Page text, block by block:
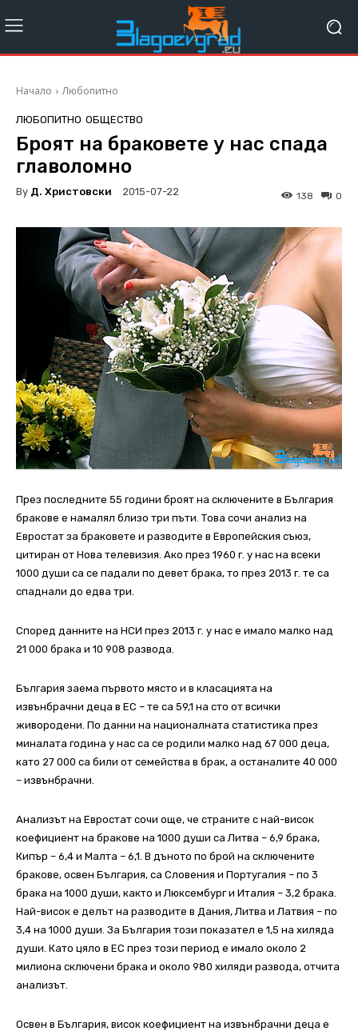
Начало Любопитно
ЛЮБОПИТНО ОБЩЕСТВО
Броят на браковете у нас спада
главоломно
By Д. Христовски 2015-07-22 0
138
През последните 55 години броят на сключените в България
бракове е намалял близо три пъти. Това сочи анализ на
Евростат за браковете и разводите в Европейския съюз,
цитиран от Нова телевизия. Ако през 1960 г. у нас на всеки
1000 души са се падали по девет брака, то през 2013 г. те са
спаднали до едва три.
Според данните на НСИ през 2013 г. у нас е имало малко над
21 000 брака и 10 908 развода.
България заема първото място и в класацията на
извънбрачни деца в ЕС – те са 59,1 на сто от всички
живородени. По данни на националната статистика през
миналата година у нас са се родили малко над 67 000 деца,
като 27 000 са били от семейства в брак, а останалите 40 000
– извънбрачни.
Анализът на Евростат сочи още, че страните с най-висок
коефициент на бракове на 1000 души са Литва – 6,9 брака,
Кипър – 6,4 и Малта – 6,1. В дъното по брой на сключените
бракове, освен България, са Словения и Португалия – по 3
брака на 1000 души, както и Люксембург и Италия – 3,2 брака.
Най-висок е делът на разводите в Дания, Литва и Латвия – по
3,4 на 1000 души. За България този показател е 1,5 на хиляда
души. Като цяло в ЕС през този период е имало около 2
милиона сключени брака и около 980 хиляди развода, отчита
анализът.
Освен в България, висок коефициент на извънбрачни деца е